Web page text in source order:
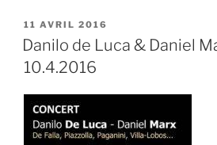
« Todo
Antoinette
Trio
et
PUBLIÉ
LE
11 AVRIL 2016
Danilo de Luca & Daniel
10.4.2016